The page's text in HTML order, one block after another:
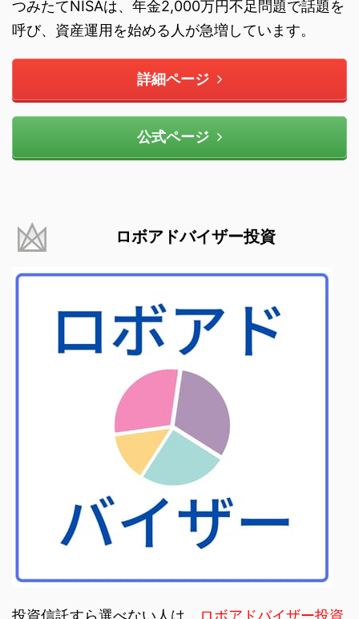
つみたてNISAは、年金2,000万円不足問題で話題を
呼び、資産運用を始める人が急増しています。
詳細ページ
公式ページ
ロボアドバイザー投資
投資信託すら選べない人は、
ロボアドバイザー投資